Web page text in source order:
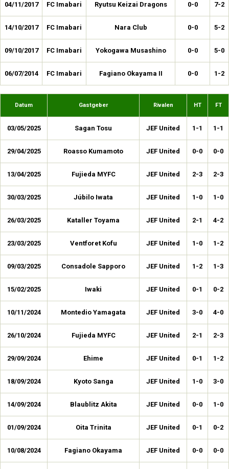
04/11/2017 FC Imabari Ryutsu Keizai Dragons 0-0 7-2
14/10/2017 FC Imabari Nara Club 0-0 5-2
09/10/2017 FC Imabari Yokogawa Musashino 0-0 5-0
06/07/2014 FC Imabari Fagiano Okayama II 0-0 1-2
Datum Gastgeber Rivalen HT FT
03/05/2025 Sagan Tosu JEF United 1-1 1-1
29/04/2025 Roasso Kumamoto JEF United 0-0 0-0
13/04/2025 Fujieda MYFC JEF United 2-3 2-3
30/03/2025 Júbilo Iwata JEF United 1-0 1-0
26/03/2025 Kataller Toyama JEF United 2-1 4-2
23/03/2025 Ventforet Kofu JEF United 1-0 1-2
09/03/2025 Consadole Sapporo JEF United 1-2 1-3
15/02/2025 Iwaki JEF United 0-1 0-2
10/11/2024 Montedio Yamagata JEF United 3-0 4-0
26/10/2024 Fujieda MYFC JEF United 2-1 2-3
29/09/2024 Ehime JEF United 0-1 1-2
18/09/2024 Kyoto Sanga JEF United 1-0 3-0
14/09/2024 Blaublitz Akita JEF United 0-0 1-0
01/09/2024 Oita Trinita JEF United 0-1 0-2
10/08/2024 Fagiano Okayama JEF United 0-0 0-0